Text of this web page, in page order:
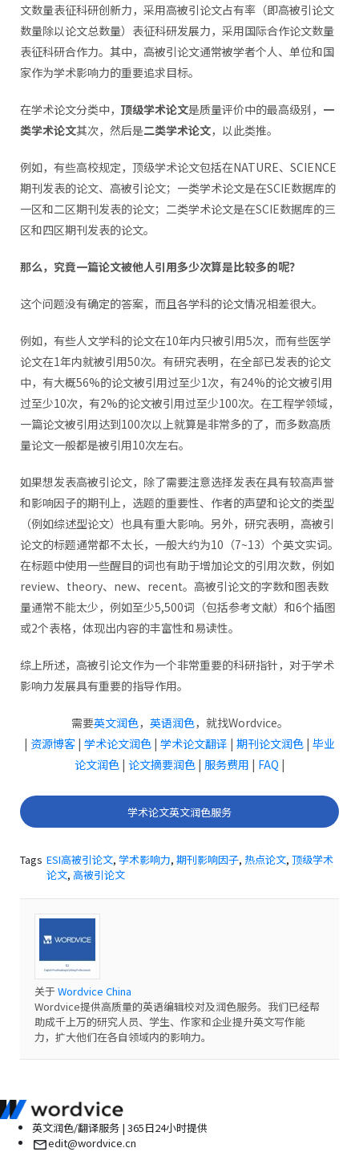
文数量表征科研创新力，采用高被引论文占有率（即高被引论文
数量除以论文总数量）表征科研发展力，采用国际合作论文数量
表征科研合作力。其中，高被引论文通常被学者个人、单位和国
家作为学术影响力的重要追求目标。
在学术论文分类中， 顶级学术论文是质量评价中的最高级别， 一
类学术论文其次，然后是二类学术论文，以此类推。
例如，有些高校规定，顶级学术论文包括在NATURE、SCIENCE
期刊发表的论文、高被引论文；一类学术论文是在SCIE数据库的
一区和二区期刊发表的论文；二类学术论文是在SCIE数据库的三
区和四区期刊发表的论文。
那么，究竟一篇论文被他人引用多少次算是比较多的呢？
这个问题没有确定的答案，而且各学科的论文情况相差很大。
例如，有些人文学科的论文在10年内只被引用5次，而有些医学
论文在1年内就被引用50次。有研究表明，在全部已发表的论文
中，有大概56%的论文被引用过至少1次，有24%的论文被引用
过至少10次，有2%的论文被引用过至少100次。在工程学领域，
一篇论文被引用达到100次以上就算是非常多的了，而多数高质
量论文一般都是被引用10次左右。
如果想发表高被引论文，除了需要注意选择发表在具有较高声誉
和影响因子的期刊上，选题的重要性、作者的声望和论文的类型
（例如综述型论文）也具有重大影响。另外，研究表明，高被引
论文的标题通常都不太长，一般大约为10（7~13）个英文实词。
在标题中使用一些醒目的词也有助于增加论文的引用次数，例如
review、theory、new、recent。高被引论文的字数和图表数
量通常不能太少，例如至少5,500词（包括参考文献）和6个插图
或2个表格，体现出内容的丰富性和易读性。
综上所述，高被引论文作为一个非常重要的科研指针，对于学术
影响力发展具有重要的指导作用。
需要英文润色， 英语润色，就找Wordvice。
| 资源博客 | 学术论文润色 | 学术论文翻译 | 期刊论文润色 | 毕业
论文润色| 论文摘要润色| 服务费用 | FAQ |
学术论文英文润色服务
Tags ESI高被引论文, 学术影响力, 期刊影响因子, 热点论文, 顶级学术
论文, 高被引论文
关于Wordvice China
Wordvice提供高质量的英语编辑校对及润色服务。我们已经帮
助成千上万的研究人员、学生、作家和企业提升英文写作能
力，扩大他们在各自领域内的影响力。
英文润色/翻译服务 | 365日24小时提供
edit@wordvice.cn